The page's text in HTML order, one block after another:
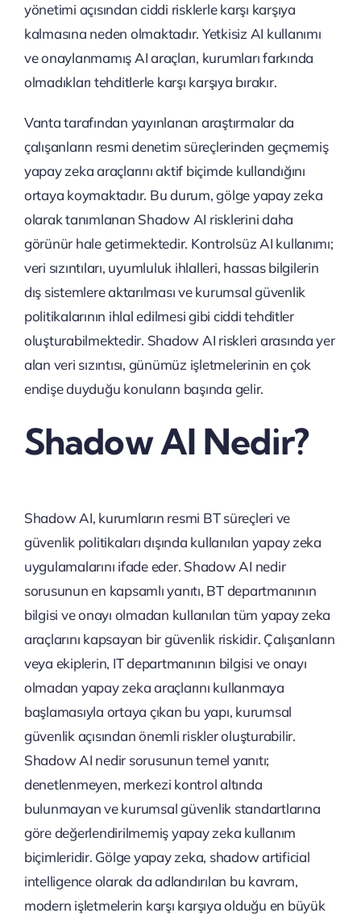
yönetimi açısından ciddi risklerle karşı karşıya
kalmasına neden olmaktadır. Yetkisiz AI kullanımı
ve onaylanmamış AI araçları, kurumları farkında
olmadıkları tehditlerle karşı karşıya bırakır.
Vanta tarafından yayınlanan araştırmalar da
çalışanların resmi denetim süreçlerinden geçmemiş
yapay zeka araçlarını aktif biçimde kullandığını
ortaya koymaktadır. Bu durum, gölge yapay zeka
olarak tanımlanan Shadow AI risklerini daha
görünür hale getirmektedir. Kontrolsüz AI kullanımı;
veri sızıntıları, uyumluluk ihlalleri, hassas bilgilerin
dış sistemlere aktarılması ve kurumsal güvenlik
politikalarının ihlal edilmesi gibi ciddi tehditler
oluşturabilmektedir. Shadow AI riskleri arasında yer
alan veri sızıntısı, günümüz işletmelerinin en çok
endişe duyduğu konuların başında gelir.
Shadow AI Nedir?
Shadow AI, kurumların resmi BT süreçleri ve
güvenlik politikaları dışında kullanılan yapay zeka
uygulamalarını ifade eder. Shadow AI nedir
sorusunun en kapsamlı yanıtı, BT departmanının
bilgisi ve onayı olmadan kullanılan tüm yapay zeka
araçlarını kapsayan bir güvenlik riskidir. Çalışanların
veya ekiplerin, IT departmanının bilgisi ve onayı
olmadan yapay zeka araçlarını kullanmaya
başlamasıyla ortaya çıkan bu yapı, kurumsal
güvenlik açısından önemli riskler oluşturabilir.
Shadow AI nedir sorusunun temel yanıtı;
denetlenmeyen, merkezi kontrol altında
bulunmayan ve kurumsal güvenlik standartlarına
göre değerlendirilmemiş yapay zeka kullanım
biçimleridir. Gölge yapay zeka, shadow artificial
intelligence olarak da adlandırılan bu kavram,
modern işletmelerin karşı karşıya olduğu en büyük